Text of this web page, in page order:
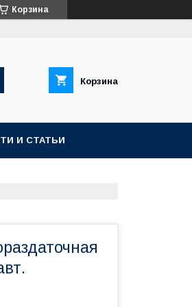
Корзина
Корзина
И СТАТЬИ